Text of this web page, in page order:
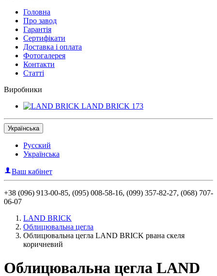
Головна
Про завод
Гарантія
Сертифікати
Доставка і оплата
Фотогалерея
Контакти
Статті
Виробники
LAND BRICK 173
Українська
Русский
Українська
Ваш кабінет
+38 (096) 913-00-85, (095) 008-58-16, (099) 357-82-27, (068) 707-
06-07
LAND BRICK
Облицювальна цегла
Облицювальна цегла LAND BRICK рвана скеля
коричневий
Облицювальна цегла LAND